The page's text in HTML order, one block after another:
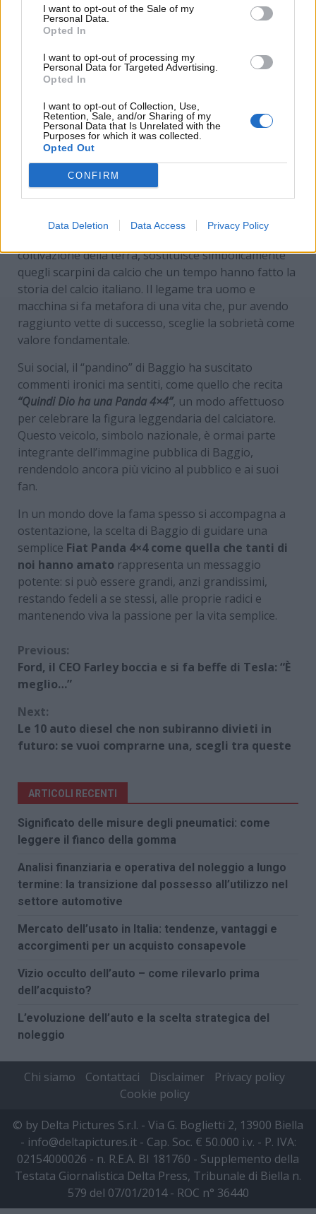
I want to opt-out of the Sale of my
Personal Data.
Opted In
I want to opt-out of processing my
Personal Data for Targeted Advertising.
Opted In
I want to opt-out of Collection, Use,
Retention, Sale, and/or Sharing of my
Personal Data that Is Unrelated with the
Purposes for which it was collected.
Opted Out
CONFIRM
Data Deletion Data Access Privacy Policy
www.MotoriNews24.com
La Panda 4×4 è diventatacosì un’estensione del
coltivazione della terra, sostituisce simbolicamente
quegli scarpini da calcio che un tempo hanno fatto la
storia del calcio italiano. Il legame tra uomo e
macchina si fa metafora di una vita che, pur avendo
raggiunto vette di successo, sceglie la sobrietà come
valore fondamentale.
Sui social, il “pandino” di Baggio ha suscitato
commenti ironici ma sentiti, come quello che recita
“Quindi Dio ha una Panda 4×4”, un modo affettuoso
per celebrare la figura leggendaria del calciatore.
Questo veicolo, simbolo nazionale, è ormai parte
integrante dell’immagine pubblica di Baggio,
rendendolo ancora più vicino al pubblico e ai suoi
fan.
In un mondo dove la fama spesso si accompagna a
ostentazione, la scelta di Baggio di guidare una
semplice Fiat Panda 4×4 come quella che tanti di
noi hanno amato rappresenta un messaggio
potente: si può essere grandi, anzi grandissimi,
restando fedeli a se stessi, alle proprie radici e
mantenendo viva la passione per la vita semplice.
Continue
Reading
Previous:
Ford, il CEO Farley boccia e si fa beffe di Tesla: “È
meglio…”
Next:
Le 10 auto diesel che non subiranno divieti in
futuro: se vuoi comprarne una, scegli tra queste
ARTICOLI RECENTI
Significato delle misure degli pneumatici: come
leggere il fianco della gomma
Analisi finanziaria e operativa del noleggio a lungo
termine: la transizione dal possesso all’utilizzo nel
settore automotive
Mercato dell’usato in Italia: tendenze, vantaggi e
accorgimenti per un acquisto consapevole
Vizio occulto dell’auto – come rilevarlo prima
dell’acquisto?
L’evoluzione dell’auto e la scelta strategica del
noleggio
Chi siamo Contattaci Disclaimer
Privacy policy
Cookie policy
© by Delta Pictures S.r.l. - Via G. Boglietti 2, 13900 Biella
- info@deltapictures.it - Cap. Soc. € 50.000 i.v. - P. IVA:
02154000026 - n. R.E.A. BI 181760 - Supplemento della
Testata Giornalistica Delta Press, Tribunale di Biella n.
579 del 07/01/2014 - ROC n° 36440